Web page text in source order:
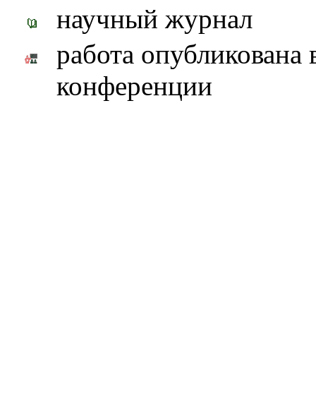
научный журнал
работа опубликована
конференции